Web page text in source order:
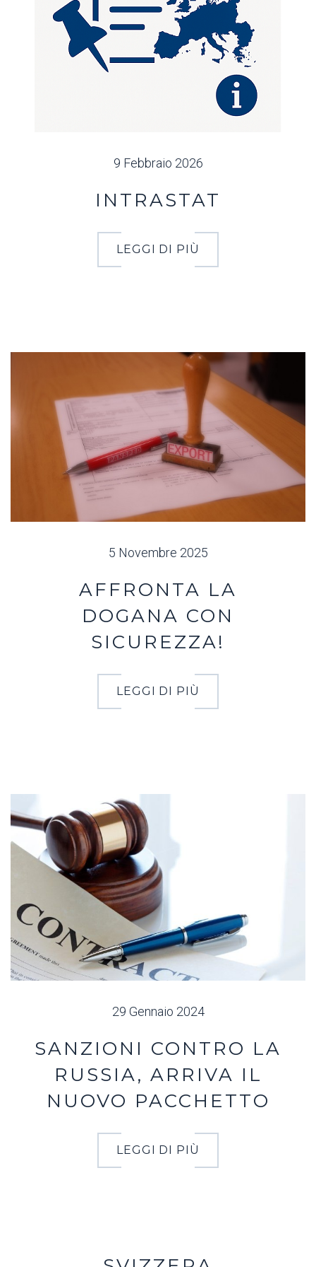
9 Febbraio 2026
INTRASTAT
LEGGI DI PIÙ
5 Novembre 2025
AFFRONTA LA
DOGANA CON
SICUREZZA!
LEGGI DI PIÙ
29 Gennaio 2024
SANZIONI CONTRO LA
RUSSIA, ARRIVA IL
NUOVO PACCHETTO
LEGGI DI PIÙ